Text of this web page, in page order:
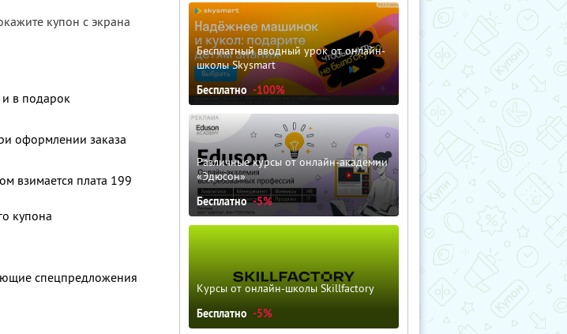
купон с экрана
и в подарок
оформлении заказа
взимается плата 199
купона
спецпредложения
Бесплатный вводный урок от онлайн-
школы Skysmart
Бесплатно -100%
Различные курсы от онлайн-академии
«Эдюсон»
Бесплатно -5%
Курсы от онлайн-школы Skillfactory
Бесплатно -5%